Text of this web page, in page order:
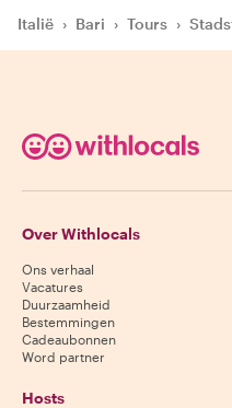
Italië › Bari › Tours ›
Over Withlocals
Ons verhaal
Vacatures
Duurzaamheid
Bestemmingen
Cadeaubonnen
Word partner
Hosts